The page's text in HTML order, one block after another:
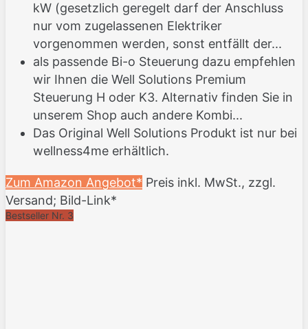
kW (gesetzlich geregelt darf der Anschluss
nur vom zugelassenen Elektriker
vorgenommen werden, sonst entfällt der...
als passende Bi-o Steuerung dazu empfehlen
wir Ihnen die Well Solutions Premium
Steuerung H oder K3. Alternativ finden Sie in
unserem Shop auch andere Kombi...
Das Original Well Solutions Produkt ist nur bei
wellness4me erhältlich.
Zum Amazon Angebot* Preis inkl. MwSt., zzgl.
Versand; Bild-Link*
Bestseller Nr. 3